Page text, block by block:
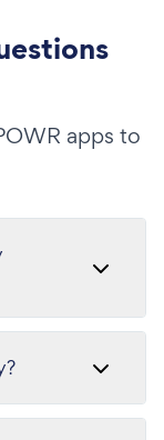
apps to